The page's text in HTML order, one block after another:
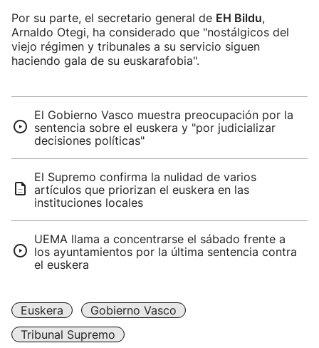
Por su parte, el secretario general de EH Bildu,
Arnaldo Otegi, ha considerado que "nostálgicos del
viejo régimen y tribunales a su servicio siguen
haciendo gala de su euskarafobia".
El Gobierno Vasco muestra preocupación por la
sentencia sobre el euskera y "por judicializar
decisiones políticas"
El Supremo confirma la nulidad de varios
artículos que priorizan el euskera en las
instituciones locales
UEMA llama a concentrarse el sábado frente a
los ayuntamientos por la última sentencia contra
el euskera
Euskera
Gobierno Vasco
Tribunal Supremo